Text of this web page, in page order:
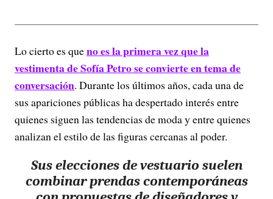
Lo cierto es queno es la primera vez que la
vestimenta de Sofía Petro se convierte en tema de
conversación. Durante los últimos años, cada una de
sus apariciones públicas ha despertado interés entre
quienes siguen las tendencias de moda y entre quienes
analizan el estilo de las figuras cercanas al poder.
Sus elecciones de vestuario suelen
combinar prendas contemporáneas